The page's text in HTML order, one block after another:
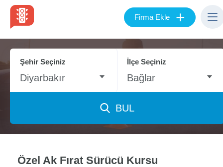
Firma Ekle +
Şehir Seçiniz
Diyarbakır
İlçe Seçiniz
Bağlar
BUL
Özel Ak Fırat Sürücü Kursu